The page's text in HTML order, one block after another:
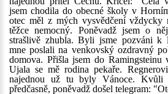
jsem chodila do obecné školy v
otec měl z mých vysvědčení vždycky
těžce nemocný. Poněvadž jsem o
strašlivě zhubla. Byli jsme pozváni k
mne poslali na venkovský ozdravný
domova. Přišla jsem do
Ujala se mě rodina pekaře.
najednou už tu byly Vánoce. Kvůli
předčasně, poněvadž došel telegram: